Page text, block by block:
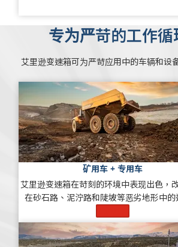
专为严苛的工作
艾里逊变速箱可为严苛应用中的车辆和设
矿用车 + 专用车
艾里逊变速箱在苛刻的环境中表现出色，
在砂石路、泥泞路和陡坡等恶劣地形中的